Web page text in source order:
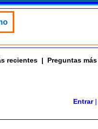
recientes |
Preguntas
Entrar|